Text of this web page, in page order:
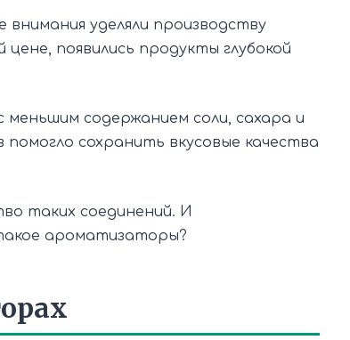
уделяли производству
появились продукты глубокой
содержанием соли, сахара и
сохранить вкусовые качества
таких соединений. И
ароматизаторы?